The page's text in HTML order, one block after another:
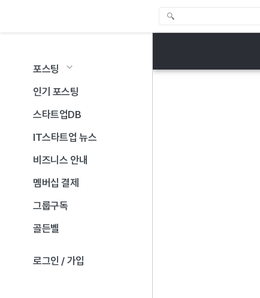
포스팅
인기 포스팅
스타트업DB
IT스타트업 뉴스
비즈니스 안내
멤버십 결제
그룹구독
골든벨
로그인 / 가입